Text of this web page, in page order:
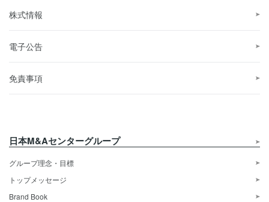
株式情報
電子公告
免責事項
日本M&Aセンターグループ
グループ理念・目標
トップメッセージ
Brand Book